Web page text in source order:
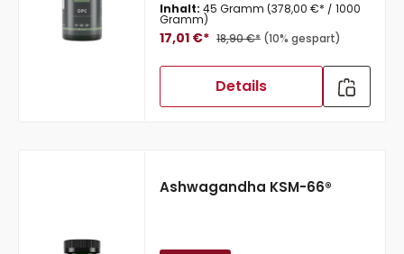
Inhalt: 45 Gramm (378,00 €* / 1000
Gramm)
17,01 €* 18,90 €* (10% gespart)
Details
Ashwagandha KSM-66®